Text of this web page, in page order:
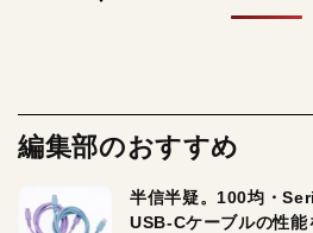
編集部のおすすめ
半信半疑。100均・
USB-Cケーブルの性